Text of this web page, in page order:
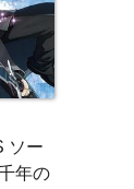
ソー
年の